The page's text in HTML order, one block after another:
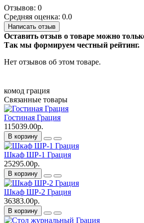
Отзывов: 0
Средняя оценка: 0.0
Написать отзыв
Оставить отзыв о товаре можно
Так мы формируем честный рейтинг.
Нет отзывов об этом товаре.
комод грация
Связанные товары
Гостиная Грация
115039.00р.
В корзину
Шкаф ШР-1 Грация
25295.00р.
В корзину
Шкаф ШР-2 Грация
36383.00р.
В корзину